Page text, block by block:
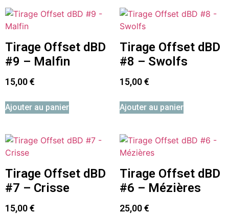
Tirage Offset dBD
#9 – Malfin
15,00€
Ajouter au panier
Tirage Offset dBD
#8 – Swolfs
15,00€
Ajouter au panier
Tirage Offset dBD
#7 – Crisse
15,00€
Tirage Offset dBD
#6 – Mézières
25,00€